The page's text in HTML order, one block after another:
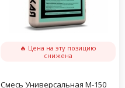
🔥 Цена на эту позицию
снижена
Смесь Универсальная М-150